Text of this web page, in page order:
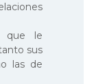
que le
sus
las de